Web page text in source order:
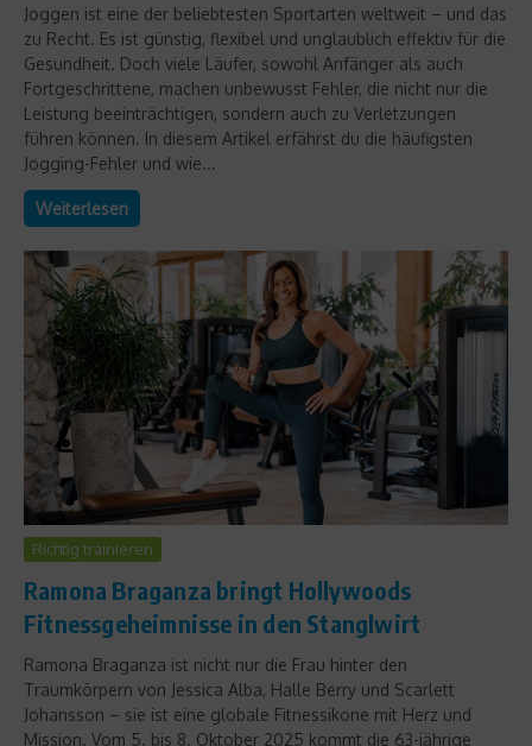
Joggen ist eine der beliebtesten Sportarten weltweit – und das
zu Recht. Es ist günstig, flexibel und unglaublich effektiv für die
Gesundheit. Doch viele Läufer, sowohl Anfänger als auch
Fortgeschrittene, machen unbewusst Fehler, die nicht nur die
Leistung beeinträchtigen, sondern auch zu Verletzungen
führen können. In diesem Artikel erfährst du die häufigsten
Jogging-Fehler und wie...
Weiterlesen
Richtig trainieren
Ramona Braganza bringt Hollywoods
Fitnessgeheimnisse in den Stanglwirt
Ramona Braganza ist nicht nur die Frau hinter den
Traumkörpern von Jessica Alba, Halle Berry und Scarlett
Johansson – sie ist eine globale Fitnessikone mit Herz und
Mission. Vom 5. bis 8. Oktober 2025 kommt die 63-jährige